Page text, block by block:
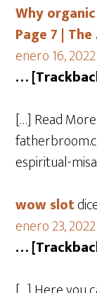
Why
Page 7 |
enero 16,
…
[…] Read
espiritual-
wow slot
enero 23,
…